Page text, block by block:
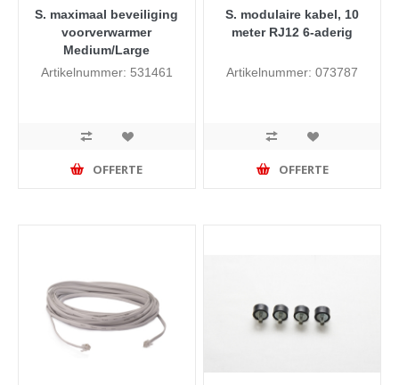
S. maximaal beveiliging
voorverwarmer
Medium/Large
Artikelnummer: 531461
OFFERTE
S. modulaire kabel, 10
meter RJ12 6-aderig
Artikelnummer: 073787
OFFERTE